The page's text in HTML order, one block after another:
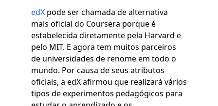
edX pode ser chamada de alternativa
mais oficial do Coursera porque é
estabelecida diretamente pela Harvard e
pelo MIT. E agora tem muitos parceiros
de universidades de renome em todo o
mundo. Por causa de seus atributos
oficiais, a edX afirmou que realizará vários
tipos de experimentos pedagógicos para